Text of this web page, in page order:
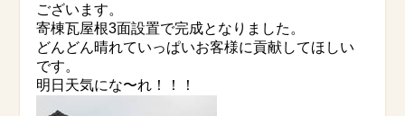
ございます。
寄棟瓦屋根3面設置で完成となりました。
どんどん晴れていっぱいお客様に貢献してほしい
です。
明日天気にな〜れ！！！